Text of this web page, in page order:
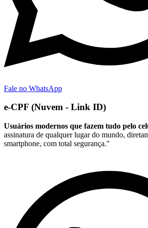
Fale no WhatsApp
e-CPF (Nuvem - Link ID)
Usuários modernos que fazem tudo pelo
assinatura de qualquer lugar do mundo,
smartphone, com total segurança."